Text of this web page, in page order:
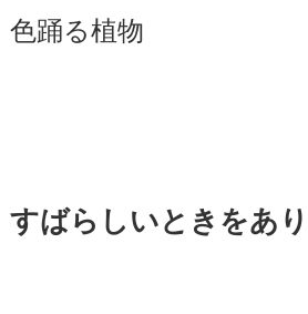
色踊る植物
すばらしいときをあり